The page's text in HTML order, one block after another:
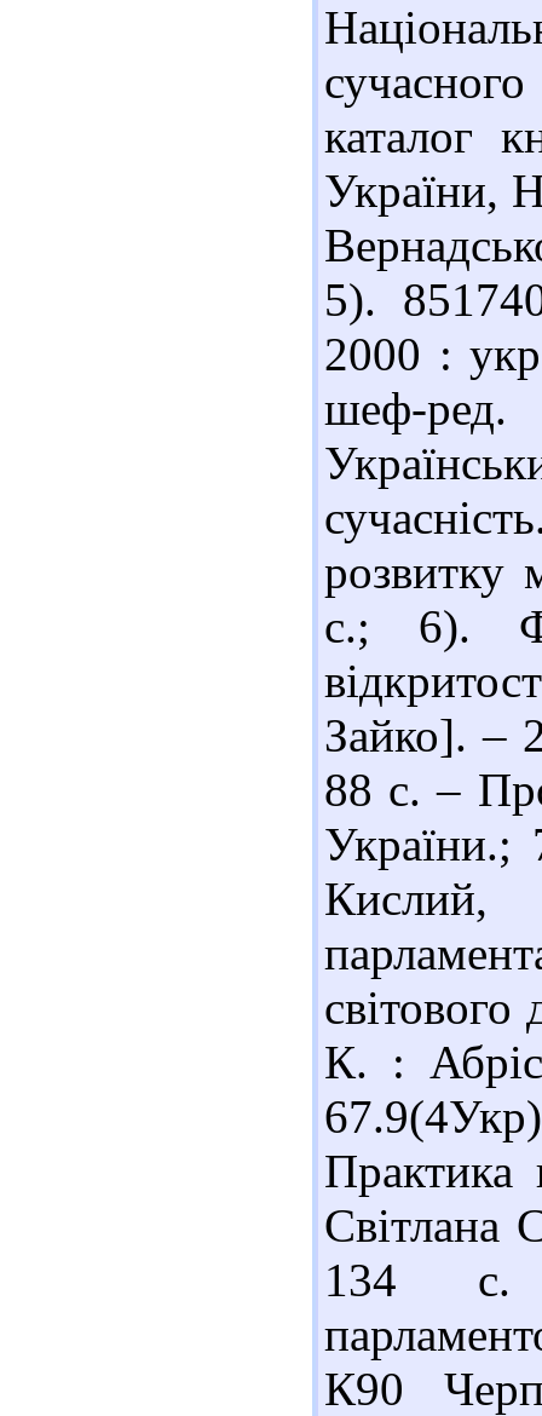
каталог
України,
5).
2000 :
шеф-
розвитку
с.; 6).
Зайко]. –
88 с. –
К. :
Практика
Світлана
134 с.
К90